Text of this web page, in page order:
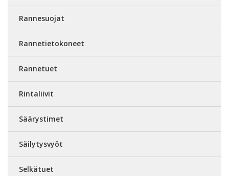
Rannesuojat
Rannetietokoneet
Rannetuet
Rintaliivit
Säärystimet
Säilytysvyöt
Selkätuet